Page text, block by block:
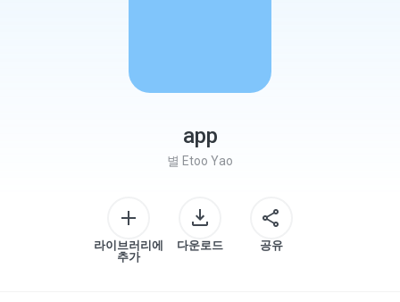
app
별 Etoo Yao
라이브러리에
추가
다운로드 공유